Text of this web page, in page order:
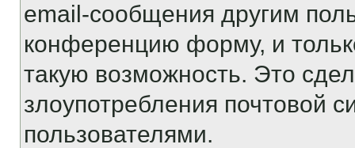
email-сообщения другим
конференцию форму, и
такую возможность. Это
злоупотребления почтовой
пользователями.